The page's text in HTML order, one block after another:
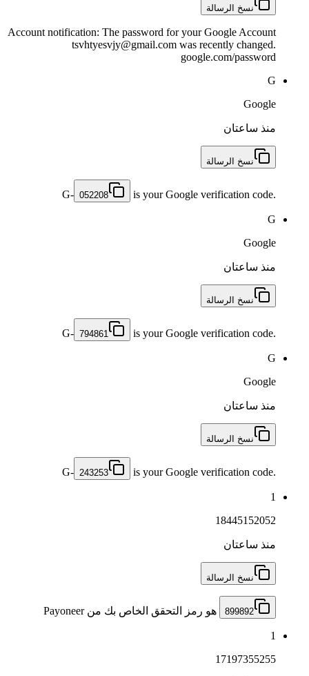
نسخ الرسالة
Account notification: The password for your Google Account
tsvhtyesvjy@gmail.com was recently changed.
google.com/password
G
Google
منذ ساعتان
نسخ الرسالة
G- 052208 is your Google verification code.
G
Google
منذ ساعتان
نسخ الرسالة
G- 794861 is your Google verification code.
G
Google
منذ ساعتان
نسخ الرسالة
G- 243253 is your Google verification code.
1
18445152052
منذ ساعتان
نسخ الرسالة
899892 هو رمز التحقق الخاص بك من Payoneer
1
17197355255